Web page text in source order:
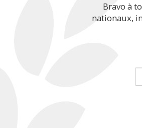
Bravo à
nationaux,